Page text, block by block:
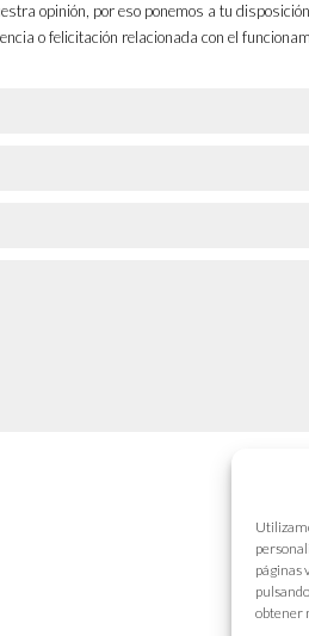
páginas
obtener
opinión, por eso ponemos a tu
o felicitación relacionada con el